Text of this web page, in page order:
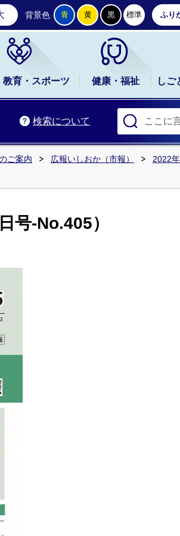
ムページ
背景色 青 黄 黒 標準 ふり
教育・スポーツ 健康・福祉 しご
検索について
ご案内 広報いしおか（市報）
2022
号-No.405）